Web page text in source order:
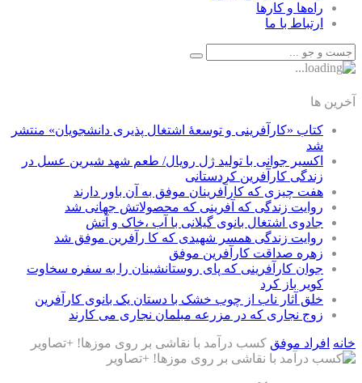
راه‌ها و كارها
ارتباط با ما
آخرین ها
کتاب «کارآفرینی و توسعۀ اشتغال پذیری دانشجویان» منتشر
شد
اکسیر جوانی با تولید ژل رویال/ طعم شهد شیرین عسل‌ در
زندگی کارآفرین کردستانی
هفت چیزی که کارآفرینان موفق به آن باور دارند
روایت زندگی که آفرینی که محصولاتش جهانی شد
جادوی اشتغال بانوی گیلانی با آب ،خاک و آتش
روایت زندگی همسر شهیدی که کا رآفرین موفق شد
زهره صداقت کارآفرین موفق
جوان کارآفرینی که پای روستانشینان را به سفره سخاوت
کویر باز کرد
خلق آثار ناب از چوب خشک با دستان یک بانوی کارآفرین
زوج نجاری که در مزرعه مبلمان نجاری می کارند
خانه افراد موفق کسب درآمد با نقاشی بر روی موزها! +تصاویر